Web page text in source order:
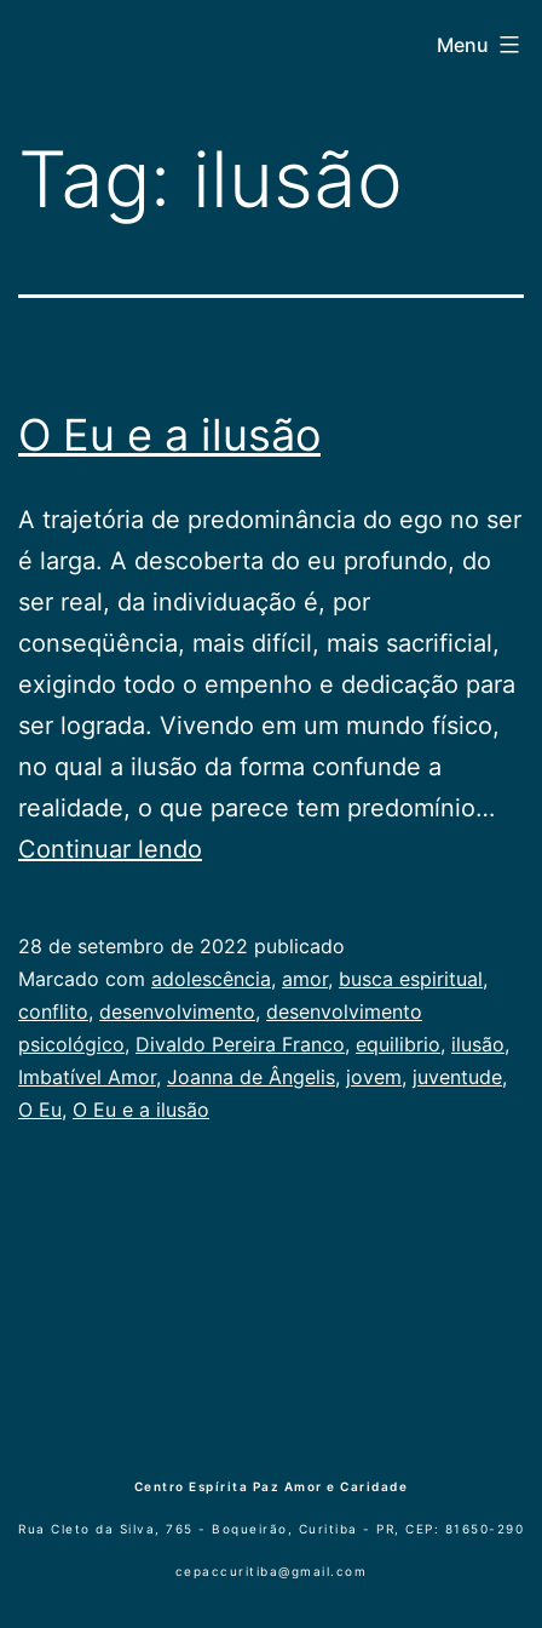
conteúdo
Menu
Tag: ilusão
O Eu e a ilusão
A trajetória de predominância do ego no ser
é lar­ga. A descoberta do eu profundo, do
ser real, da indivi­duação é, por
conseqüência, mais difícil, mais sacrificial,
exigindo todo o empenho e dedicação para
ser lo­grada. Vivendo em um mundo físico,
no qual a ilusão da forma confunde a
realidade, o que parece tem predo­mínio…
Continuar lendo
a
ilusão
28 de setembro de 2022 publicado
Categorizado
como
Juventude
Marcado com adolescência, amor, busca espiritu­al,
conflito, desenvolvimento, desenvolvi­mento
psicológico, Divaldo Pereira Franco, equilibrio, ilusão,
Imbatível Amor, Joanna de Ângelis, jovem, juventude,
O Eu, O Eu e a ilusão
Centro Espírita Paz Amor e Caridade
Rua Cleto da Silva, 765 - Boqueirão, Curitiba - PR, CEP: 81650-290
cepaccuritiba@gmail.com